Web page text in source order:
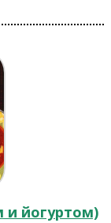
и йогуртом)